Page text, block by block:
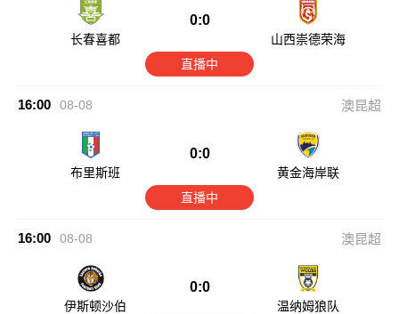
长春喜都
0:0
山西崇德荣海
直播中
16:00 08-08 澳昆超
布里斯班
0:0
黄金海岸联
直播中
16:00 08-08 澳昆超
伊斯顿沙伯
0:0
温纳姆狼队